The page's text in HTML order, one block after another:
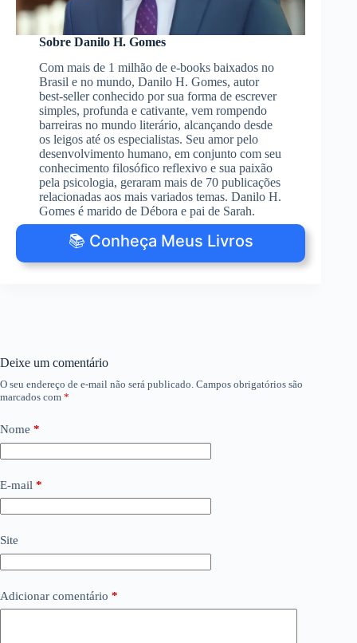
Sobre Danilo H. Gomes
Com mais de 1 milhão de e-books baixados no
Brasil e no mundo, Danilo H. Gomes, autor
best-seller conhecido por sua forma de escrever
simples, profunda e cativante, vem rompendo
barreiras no mundo literário, alcançando desde
os leigos até os especialistas. Seu amor pelo
desenvolvimento humano, em conjunto com seu
conhecimento filosófico reflexivo e sua paixão
pela psicologia, geraram mais de 70 publicações
relacionadas aos mais variados temas. Danilo H.
Gomes é marido de Débora e pai de Sarah.
📚 Conheça Meus Livros
Deixe um comentário
O seu endereço de e-mail não será publicado. Campos obrigatórios são
marcados com *
Nome *
E-mail *
Site
Adicionar comentário *